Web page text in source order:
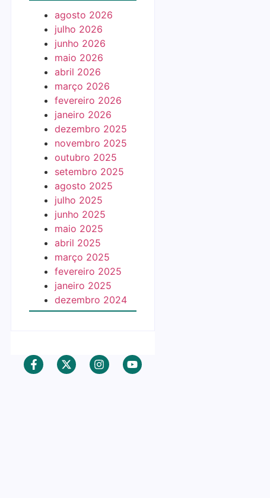
agosto 2026
julho 2026
junho 2026
maio 2026
abril 2026
março 2026
fevereiro 2026
janeiro 2026
dezembro 2025
novembro 2025
outubro 2025
setembro 2025
agosto 2025
julho 2025
junho 2025
maio 2025
abril 2025
março 2025
fevereiro 2025
janeiro 2025
dezembro 2024